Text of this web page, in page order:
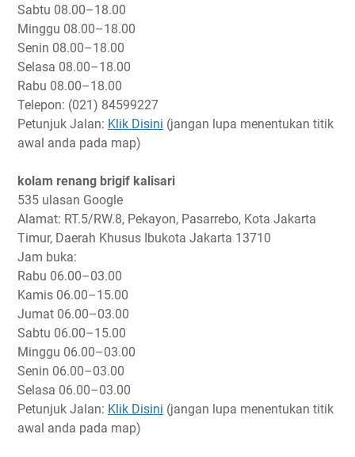
Sabtu 08.00–18.00
Minggu 08.00–18.00
Senin 08.00–18.00
Selasa 08.00–18.00
Rabu 08.00–18.00
Telepon: (021) 84599227
Petunjuk Jalan: Klik Disini (jangan lupa menentukan titik
awal anda pada map)
kolam renang brigif kalisari
535 ulasan Google
Alamat: RT.5/RW.8, Pekayon, Pasarrebo, Kota Jakarta
Timur, Daerah Khusus Ibukota Jakarta 13710
Jam buka:
Rabu 06.00–03.00
Kamis 06.00–15.00
Jumat 06.00–03.00
Sabtu 06.00–15.00
Minggu 06.00–03.00
Senin 06.00–03.00
Selasa 06.00–03.00
Petunjuk Jalan: Klik Disini (jangan lupa menentukan titik
awal anda pada map)